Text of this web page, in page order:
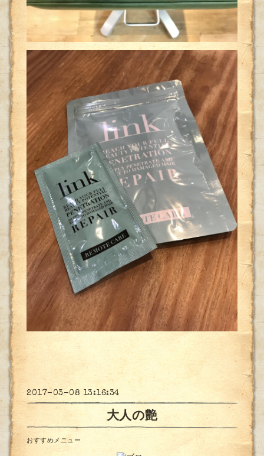
2017-03-08 13:16:34
大人の艶
おすすめメニュー